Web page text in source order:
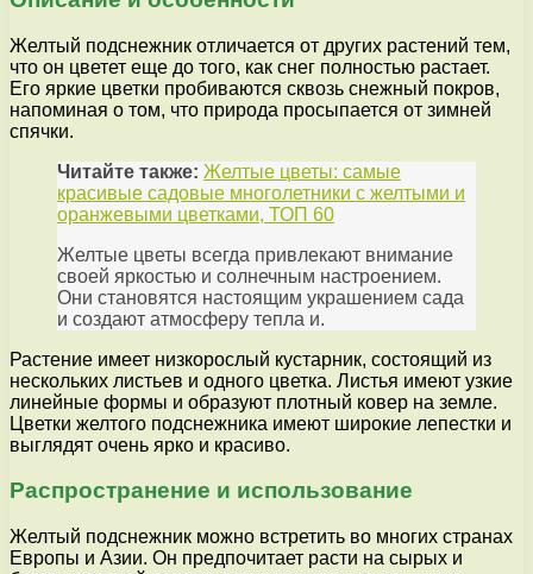
Желтый подснежник отличается от других растений тем,
что он цветет еще до того, как снег полностью растает.
Его яркие цветки пробиваются сквозь снежный покров,
напоминая о том, что природа просыпается от зимней
спячки.
Читайте также: Желтые цветы: самые
красивые садовые многолетники с желтыми и
оранжевыми цветками, ТОП 60
Желтые цветы всегда привлекают внимание
своей яркостью и солнечным настроением.
Они становятся настоящим украшением сада
и создают атмосферу тепла и.
Растение имеет низкорослый кустарник, состоящий из
нескольких листьев и одного цветка. Листья имеют узкие
линейные формы и образуют плотный ковер на земле.
Цветки желтого подснежника имеют широкие лепестки и
выглядят очень ярко и красиво.
Распространение и использование
Желтый подснежник можно встретить во многих странах
Европы и Азии. Он предпочитает расти на сырых и